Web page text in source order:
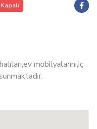
Kapalı
mobilyalarını,iç